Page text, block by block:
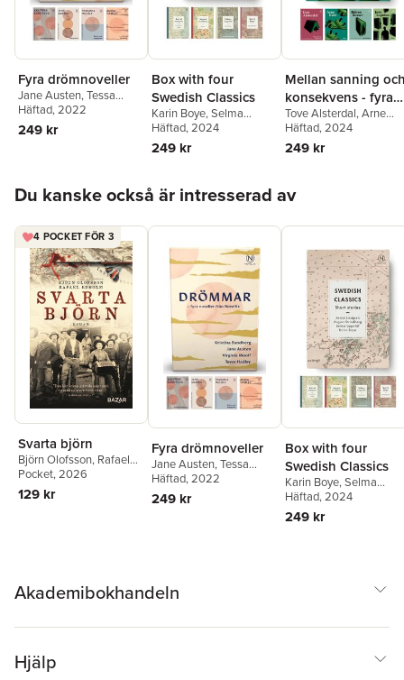
Fyra drömnoveller
Jane Austen,Tessa
Hadley,Kristina
Sandberg
Häftad, 2022
249 kr
Box with four
Swedish Classics
Karin Boye,Selma
Lagerlöf,Astrid Lindgren
August Strindberg
Häftad, 2024
249 kr
Mellan sanning
konsekvens - fyra
deckarnoveller
Tove Alsterdal,Arne
Dahl,Jens Lapidus
Håkan Nesser
Häftad, 2024
249 kr
Du kanske också är intresserad av
4 POCKET FÖR 3
Svarta björn
Björn Olofsson, Rafael
Edholm
Pocket, 2026
129 kr
Fyra drömnoveller
Jane Austen,Tessa
Hadley,Kristina
Sandberg
Häftad, 2022
249 kr
Box with four
Swedish Classics
Karin Boye,Selma
Lagerlöf,Astrid
August Strindberg
Häftad, 2024
249 kr
Akademibokhandeln
Hjälp